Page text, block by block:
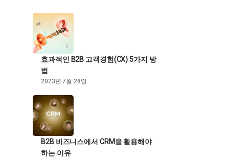
효과적인 B2B 고객경험(CX) 5가지 방
법
2023년 7월 28일
B2B 비즈니스에서 CRM을 활용해야
하는 이유